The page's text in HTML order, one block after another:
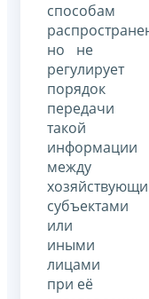
способам
но не
регулирует
порядок
передачи
такой
информации
между
субъектами
или
иными
лицами
при её